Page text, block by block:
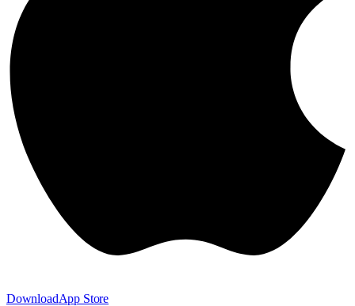
DownloadApp Store